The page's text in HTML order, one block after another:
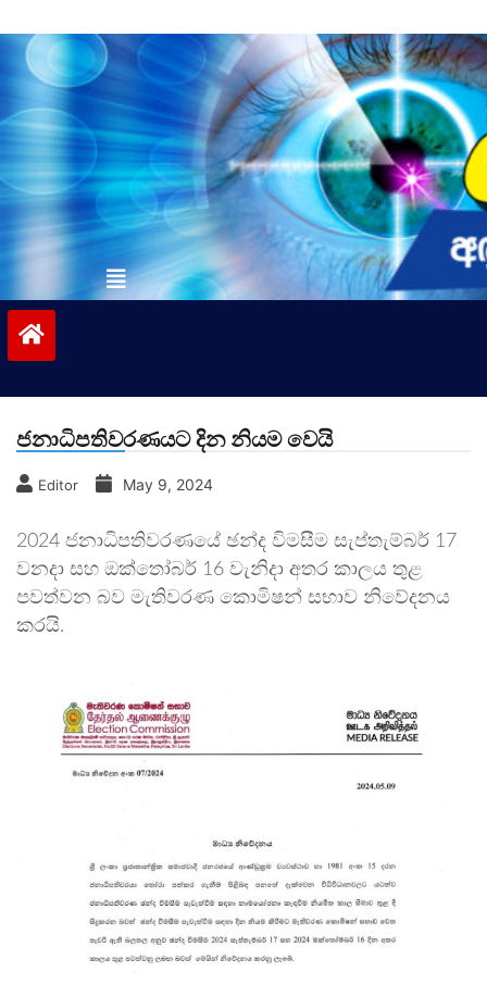
to
contentvinivida.lk
ජනාධිපතිවරණයට දින නියම වෙයි
Editor May 9, 2024
2024 ජනාධිපතිවරණයේ ඡන්ද විමසීම සැප්තැම්බර් 17
වනදා සහ ඔක්තෝබර් 16 වැනිදා අතර කාලය තුළ
පවත්වන බව මැතිවරණ කොමිෂන් සභාව නිවේදනය
කරයි.